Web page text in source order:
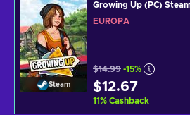
Steam
Growing Up (PC)
EUROPA
$14.99 -15%
$12.67
11% Cashback